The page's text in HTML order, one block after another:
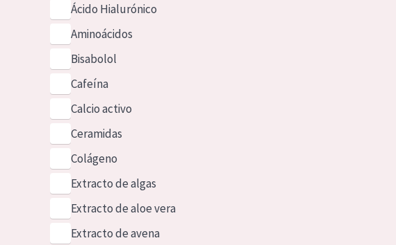
Ácido Hialurónico
Aminoácidos
Bisabolol
Cafeína
Calcio activo
Ceramidas
Colágeno
Extracto de algas
Extracto de aloe vera
Extracto de avena